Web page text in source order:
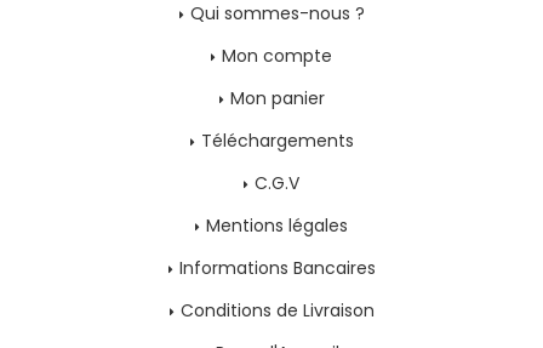
Qui sommes-nous ?
Mon compte
Mon panier
Téléchargements
C.G.V
Mentions légales
Informations Bancaires
Conditions de Livraison